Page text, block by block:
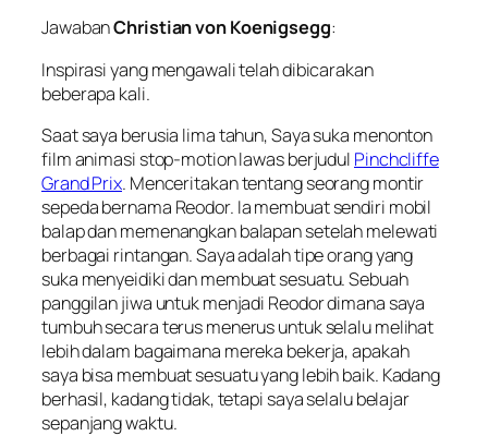
JawabanChristian von Koenigsegg:
Inspirasi yang mengawali telah dibicarakan
beberapa kali.
Saat saya berusia lima tahun, Saya suka menonton
film animasi stop-motion lawas berjudul Pinchcliffe
Grand Prix. Menceritakan tentang seorang montir
sepeda bernama Reodor. Ia membuat sendiri mobil
balap dan memenangkan balapan setelah melewati
berbagai rintangan. Saya adalah tipe orang yang
suka menyeidiki dan membuat sesuatu. Sebuah
panggilan jiwa untuk menjadi Reodor dimana saya
tumbuh secara terus menerus untuk selalu melihat
lebih dalam bagaimana mereka bekerja, apakah
saya bisa membuat sesuatu yang lebih baik. Kadang
berhasil, kadang tidak, tetapi saya selalu belajar
sepanjang waktu.